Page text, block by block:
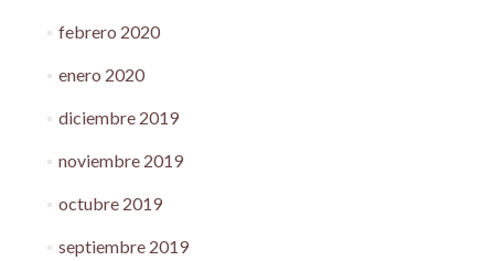
febrero 2020
enero 2020
diciembre 2019
noviembre 2019
octubre 2019
septiembre 2019